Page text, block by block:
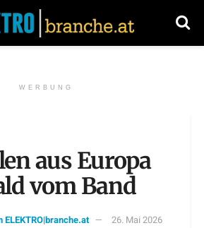
WERBUNG
aus Europa
vom Band
ELEKTRO|branche.at 26. Mai 2026